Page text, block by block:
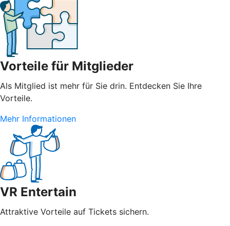
Vorteile für Mitglieder
Als Mitglied ist mehr für Sie drin. Entdecken Sie Ihre
Vorteile.
Mehr Informationen
VR Entertain
Attraktive Vorteile auf Tickets sichern.